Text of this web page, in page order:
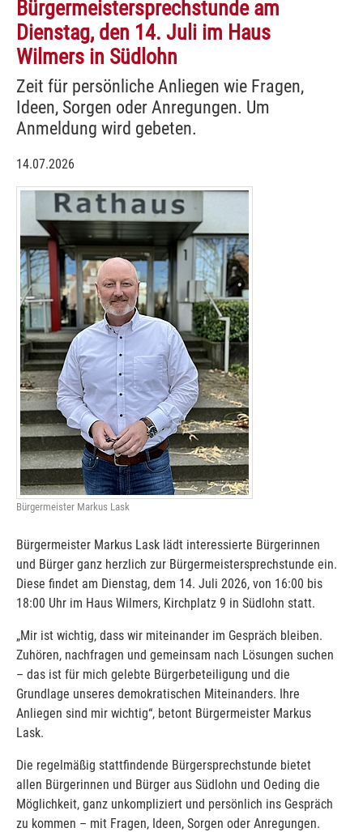
Bürgermeistersprechstunde am
Dienstag, den 14. Juli im Haus
Wilmers in Südlohn
Zeit für persönliche Anliegen wie Fragen,
Ideen, Sorgen oder Anregungen. Um
Anmeldung wird gebeten.
14.07.2026
Bürgermeister Markus Lask
Bürgermeister Markus Lask lädt interessierte Bürgerinnen
und Bürger ganz herzlich zur Bürgermeistersprechstunde ein.
Diese findet am Dienstag, dem 14. Juli 2026, von 16:00 bis
18:00 Uhr im Haus Wilmers, Kirchplatz 9 in Südlohn statt.
„Mir ist wichtig, dass wir miteinander im Gespräch bleiben.
Zuhören, nachfragen und gemeinsam nach Lösungen suchen
– das ist für mich gelebte Bürgerbeteiligung und die
Grundlage unseres demokratischen Miteinanders. Ihre
Anliegen sind mir wichtig“, betont Bürgermeister Markus
Lask.
Die regelmäßig stattfindende Bürgersprechstunde bietet
allen Bürgerinnen und Bürger aus Südlohn und Oeding die
Möglichkeit, ganz unkompliziert und persönlich ins Gespräch
zu kommen – mit Fragen, Ideen, Sorgen oder Anregungen.